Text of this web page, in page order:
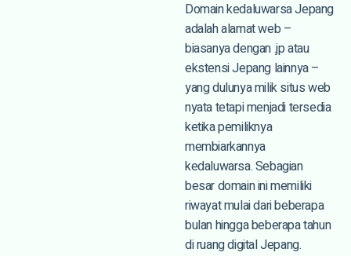
Domain kedaluwarsa Jepang
adalah alamat web –
biasanya dengan .jp atau
ekstensi Jepang lainnya –
yang dulunya milik situs web
nyata tetapi menjadi tersedia
ketika pemiliknya
membiarkannya
kedaluwarsa. Sebagian
besar domain ini memiliki
riwayat mulai dari beberapa
bulan hingga beberapa tahun
di ruang digital Jepang.